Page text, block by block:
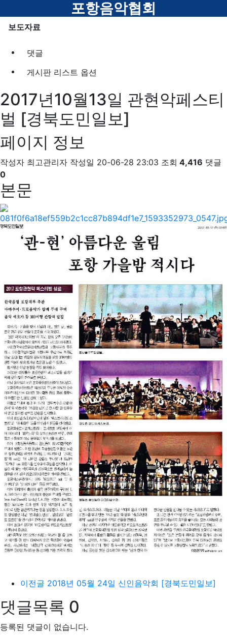
포항음악협회
보도자료
댓글
게시판 리스트 옵션
2017년10월13일 관현악페스티
벌 [경북도민일보]
페이지 정보
작성자 최고관리자 작성일 20-06-28 23:03 조회 4,416 댓글
0
본문
이전글 2018년 05월 24일 신인음악회 [경북도민일보]
댓글목록 0
등록된 댓글이 없습니다.